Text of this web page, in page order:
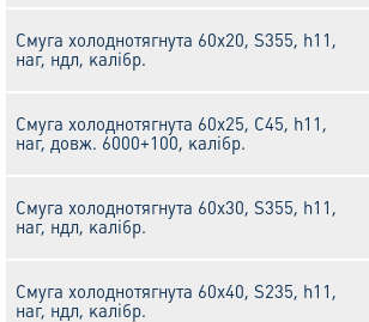
Смуга холоднотягнута 60х20, S355, h11,
наг, ндл, калібр.
Смуга холоднотягнута 60х25, C45, h11,
наг, довж. 6000+100, калібр.
Смуга холоднотягнута 60х30, S355, h11,
наг, ндл, калібр.
Смуга холоднотягнута 60х40, S235, h11,
наг, ндл, калібр.